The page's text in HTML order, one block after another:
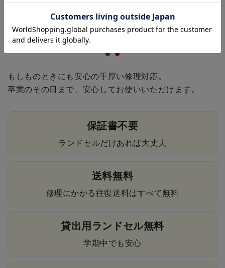
6年間の安心保証
もしものときにも安心の手厚い修理対応。
卒業のその日まで、安心してお使いいただけます。
保証書不要
ランドセルだけあれば大丈夫
送料無料
修理にかかる往復送料はすべて無料
貸出用ランドセル無料
学期中でも安心